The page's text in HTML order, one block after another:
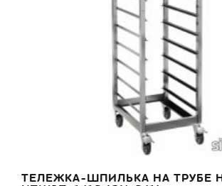
ТЕЛЕЖКА-ШПИЛЬКА НА ТРУБЕ